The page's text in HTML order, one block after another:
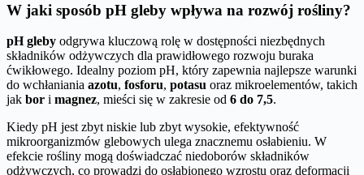
W jaki sposób pH gleby wpływa na rozwój rośliny?
pH gleby odgrywa kluczową rolę w dostępności niezbędnych
składników odżywczych dla prawidłowego rozwoju buraka
ćwikłowego. Idealny poziom pH, który zapewnia najlepsze warunki
do wchłaniania azotu, fosforu, potasu oraz mikroelementów, takich
jak bor i magnez, mieści się w zakresie od 6 do 7,5.
Kiedy pH jest zbyt niskie lub zbyt wysokie, efektywność
mikroorganizmów glebowych ulega znacznemu osłabieniu. W
efekcie rośliny mogą doświadczać niedoborów składników
odżywczych, co prowadzi do osłabionego wzrostu oraz deformacji